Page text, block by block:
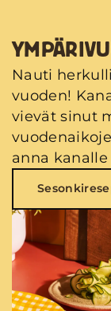
Nauti
vuoden!
vievät sinut
anna